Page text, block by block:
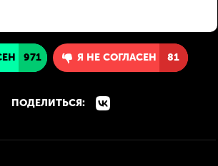
971 Я НЕ СОГЛАСЕН 81
ПОДЕЛИТЬСЯ: